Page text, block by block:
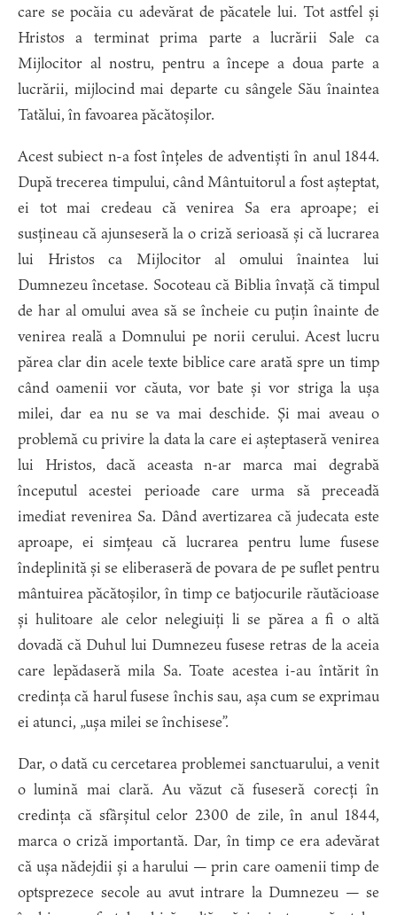
care se pocăia cu adevărat de păcatele lui. Tot astfel și
Hristos a terminat prima parte a lucrării Sale ca
Mijlocitor al nostru, pentru a începe a doua parte a
lucrării, mijlocind mai departe cu sângele Său înaintea
Tatălui, în favoarea păcătoșilor.
Acest subiect n-a fost înțeles de adventiști în anul 1844.
După trecerea timpului, când Mântuitorul a fost așteptat,
ei tot mai credeau că venirea Sa era aproape; ei
susțineau că ajunseseră la o criză serioasă și că lucrarea
lui Hristos ca Mijlocitor al omului înaintea lui
Dumnezeu încetase. Socoteau că Biblia învață că timpul
de har al omului avea să se încheie cu puțin înainte de
venirea reală a Domnului pe norii cerului. Acest lucru
părea clar din acele texte biblice care arată spre un timp
când oamenii vor căuta, vor bate și vor striga la ușa
milei, dar ea nu se va mai deschide. Și mai aveau o
problemă cu privire la data la care ei așteptaseră venirea
lui Hristos, dacă aceasta n-ar marca mai degrabă
începutul acestei perioade care urma să preceadă
imediat revenirea Sa. Dând avertizarea că judecata este
aproape, ei simțeau că lucrarea pentru lume fusese
îndeplinită și se eliberaseră de povara de pe suflet pentru
mântuirea păcătoșilor, în timp ce batjocurile răutăcioase
și hulitoare ale celor nelegiuiți li se părea a fi o altă
dovadă că Duhul lui Dumnezeu fusese retras de la aceia
care lepădaseră mila Sa. Toate acestea i-au întărit în
credința că harul fusese închis sau, așa cum se exprimau
ei atunci, „ușa milei se închisese”.
Dar, o dată cu cercetarea problemei sanctuarului, a venit
o lumină mai clară. Au văzut că fuseseră corecți în
credința că sfârșitul celor 2300 de zile, în anul 1844,
marca o criză importantă. Dar, în timp ce era adevărat
că ușa nădejdii și a harului — prin care oamenii timp de
optsprezece secole au avut intrare la Dumnezeu — se